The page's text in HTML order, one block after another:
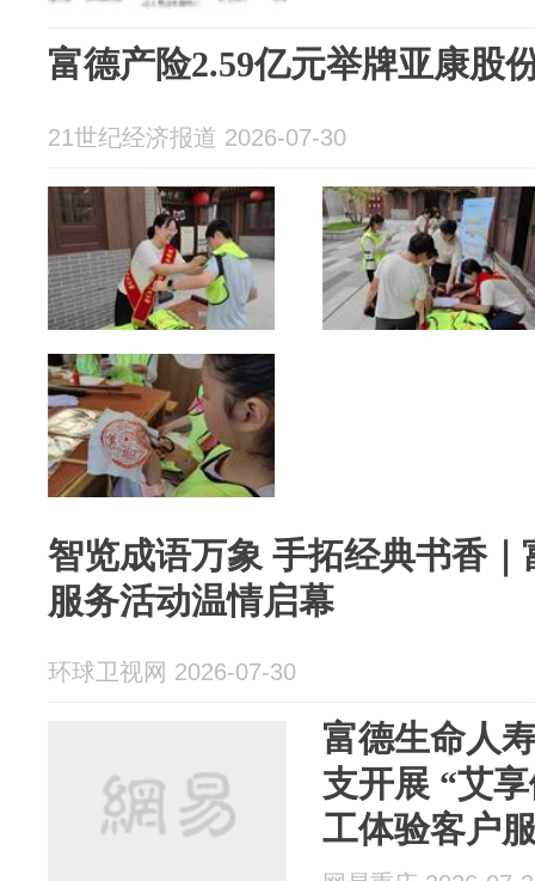
富德产险2.59亿元举牌亚康股
21世纪经济报道 2026-07-30
智览成语万象 手拓经典书香
服务活动温情启幕
环球卫视网 2026-07-30
富德生命人
支开展 “艾享健康 星萃同行”手
工体验客户